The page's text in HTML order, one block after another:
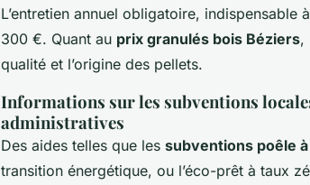
L’entretien annuel obligatoire,
300 €. Quant au prix granulés bois Béziers,
qualité et l’origine des pellets.
Informations sur les subventions
administratives
Des aides telles que les subventions poêle
transition énergétique, ou l’éco-prêt à taux